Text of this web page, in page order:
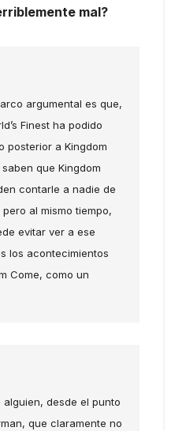
mal?
argumental es que,
Finest ha podido
posterior a Kingdom
que Kingdom
contarle a nadie de
al mismo tiempo,
evitar ver a ese
los acontecimientos
Come, como un
alguien, desde el punto
que claramente no